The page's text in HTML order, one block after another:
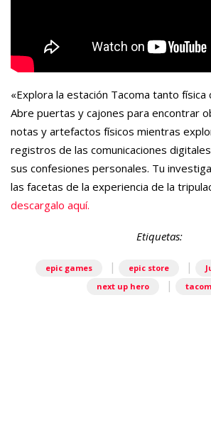
«Explora la estación Tacoma tanto
Abre puertas y cajones para encontrar
notas y artefactos físicos mientras
registros de las comunicaciones
sus confesiones personales. Tu
las facetas de la experiencia de la
descargalo aquí.
Etiquetas:
epic games | epic store |
next up hero |